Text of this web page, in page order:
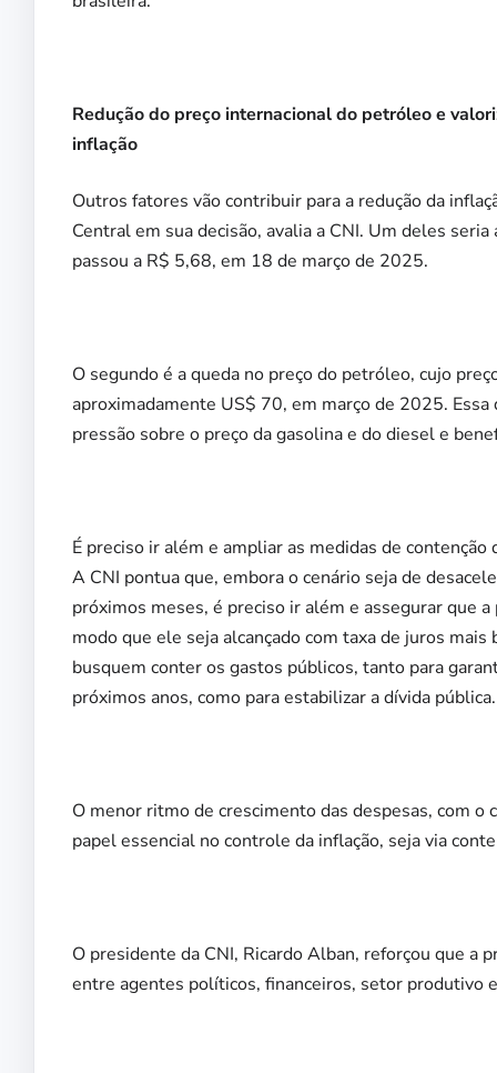
Redução do preço internacional do petróleo e
inflação
Outros fatores vão contribuir para a redução da
Central em sua decisão, avalia a CNI. Um deles
passou a R$ 5,68, em 18 de março de 2025.
O segundo é a queda no preço do petróleo, cujo
aproximadamente US$ 70, em março de 2025.
pressão sobre o preço da gasolina e do diesel e
É preciso ir além e ampliar as medidas de contenção
A CNI pontua que, embora o cenário seja de
próximos meses, é preciso ir além e assegurar que
modo que ele seja alcançado com taxa de juros
busquem conter os gastos públicos, tanto para
próximos anos, como para estabilizar a dívida pública.
O menor ritmo de crescimento das despesas, com
papel essencial no controle da inflação, seja via
O presidente da CNI, Ricardo Alban, reforçou que a
entre agentes políticos, financeiros, setor produtivo